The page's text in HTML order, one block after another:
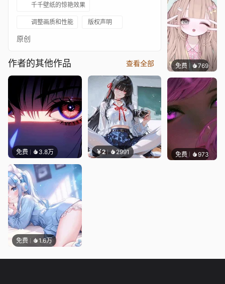
千千壁纸的惊艳效果
调整画质和性能 版权声明
原创
作者的其他作品 查看全部
免费 3.8万 ￥2 2991
免费 1.6万
免费 769豆子
免费 973辰东